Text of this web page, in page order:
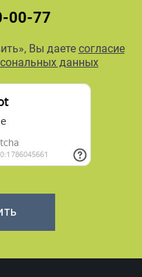
00-77
Вы даете согласие
данных